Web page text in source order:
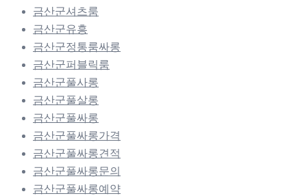
금산군셔츠룸
금산군유흥
금산군정통룸싸롱
금산군퍼블릭룸
금산군풀사롱
금산군풀살롱
금산군풀싸롱
금산군풀싸롱가격
금산군풀싸롱견적
금산군풀싸롱문의
금산군풀싸롱예약